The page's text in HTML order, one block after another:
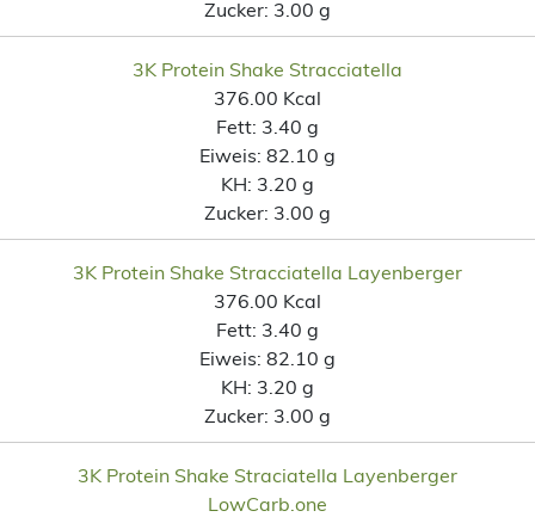
Zucker: 3.00 g
3K Protein Shake Stracciatella
376.00 Kcal
Fett: 3.40 g
Eiweis: 82.10 g
KH: 3.20 g
Zucker: 3.00 g
3K Protein Shake Stracciatella Layenberger
376.00 Kcal
Fett: 3.40 g
Eiweis: 82.10 g
KH: 3.20 g
Zucker: 3.00 g
3K Protein Shake Straciatella Layenberger
LowCarb.one